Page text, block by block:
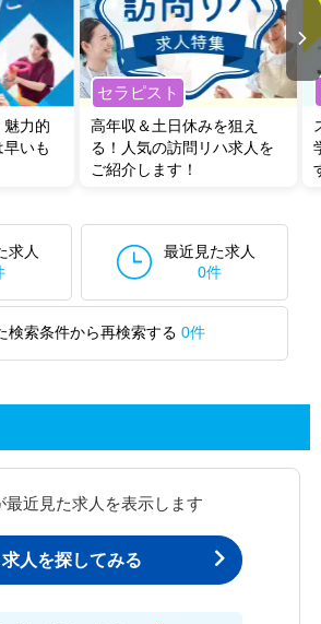
魅力的
いも
セラピスト
高年収＆土日休みを狙え
る！人気の訪問リハ求人を
ご紹介します！
求人
最近見た求人
0件
検索条件から再検索する 0件
最近見た求人を表示します
求人を探してみる